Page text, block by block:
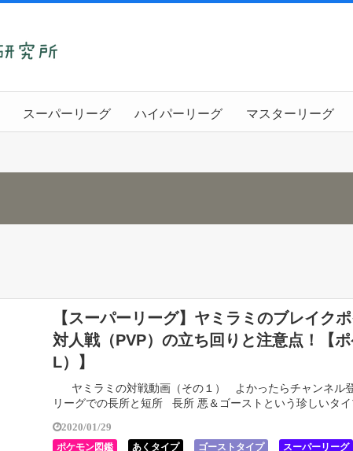
スーパーリーグ ハイパーリーグ マスターリーグ
【スーパーリーグ】ヤミラミのブレイク
対人戦（PVP）の立ち回りと注意点！【
L）】
ヤミラミの対戦動画（その１） よかったらチャンネル
リーグでの長所と短所 長所 悪＆ゴーストという珍しいタ
2020/01/29
ポケモン図鑑 あくタイプ ゴーストタイプ スーパーリーグ